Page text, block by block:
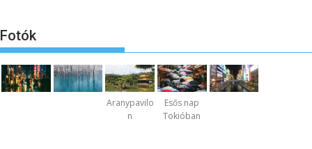
Fotók
Aranypavilo
n
Esős nap
Tokióban